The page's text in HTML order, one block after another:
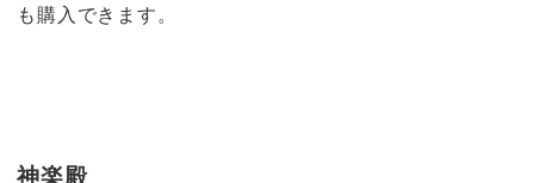
も購入できます。
神楽殿